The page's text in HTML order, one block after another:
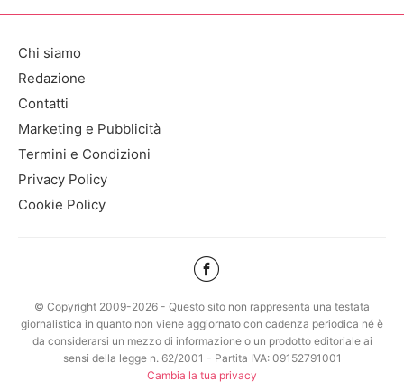
Chi siamo
Redazione
Contatti
Marketing e Pubblicità
Termini e Condizioni
Privacy Policy
Cookie Policy
© Copyright 2009-2026 - Questo sito non rappresenta una testata
giornalistica in quanto non viene aggiornato con cadenza periodica né è
da considerarsi un mezzo di informazione o un prodotto editoriale ai
sensi della legge n. 62/2001 - Partita IVA: 09152791001
Cambia la tua privacy